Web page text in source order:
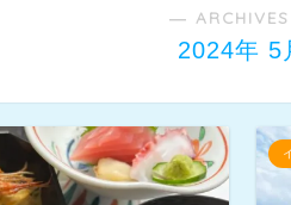
―
2024年 5